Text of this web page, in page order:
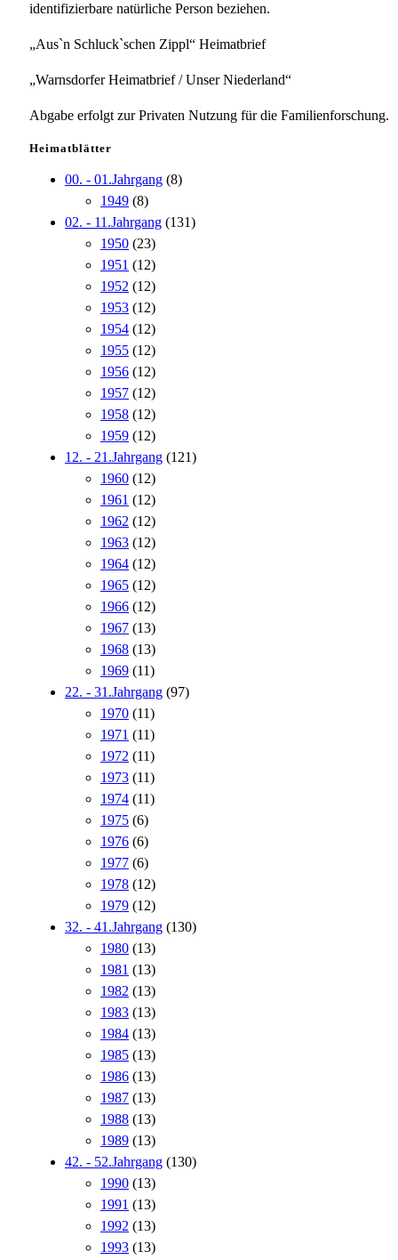
identifizierbare natürliche Person beziehen.
„Aus`n Schluck`schen Zippl“ Heimatbrief
„Warnsdorfer Heimatbrief / Unser Niederland“
Abgabe erfolgt zur Privaten Nutzung für die Familienforschung.
Heimatblätter
00. - 01.Jahrgang (8)
1949 (8)
02. - 11.Jahrgang (131)
1950 (23)
1951 (12)
1952 (12)
1953 (12)
1954 (12)
1955 (12)
1956 (12)
1957 (12)
1958 (12)
1959 (12)
12. - 21.Jahrgang (121)
1960 (12)
1961 (12)
1962 (12)
1963 (12)
1964 (12)
1965 (12)
1966 (12)
1967 (13)
1968 (13)
1969 (11)
22. - 31.Jahrgang (97)
1970 (11)
1971 (11)
1972 (11)
1973 (11)
1974 (11)
1975 (6)
1976 (6)
1977 (6)
1978 (12)
1979 (12)
32. - 41.Jahrgang (130)
1980 (13)
1981 (13)
1982 (13)
1983 (13)
1984 (13)
1985 (13)
1986 (13)
1987 (13)
1988 (13)
1989 (13)
42. - 52.Jahrgang (130)
1990 (13)
1991 (13)
1992 (13)
1993 (13)